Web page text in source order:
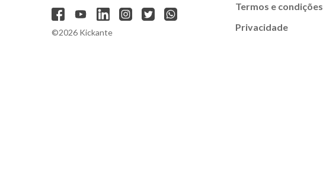
©2026 Kickante
Termos e condições
Privacidade